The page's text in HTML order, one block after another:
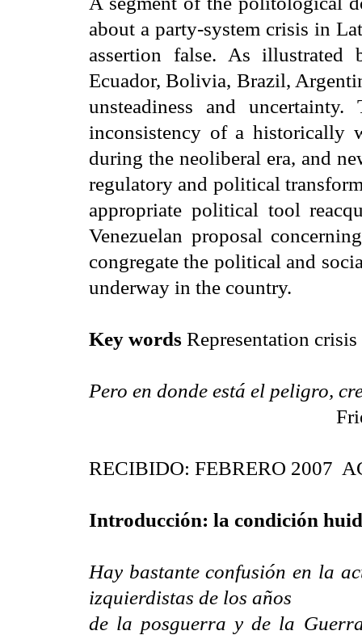
about a party-system crisis in
assertion false. As illustrated
Ecuador, Bolivia, Brazil,
unsteadiness and
inconsistency of a historically
during the neoliberal era, and
regulatory and political
appropriate political tool
Venezuelan proposal
congregate the political and
underway in the country.
Key words Representation
Pero en donde está el peligro,
Friedrich
RECIBIDO: FEBRERO 2007
Introducción: la condición
Hay bastante confusión en la
izquierdistas de los años
de la posguerra y de la